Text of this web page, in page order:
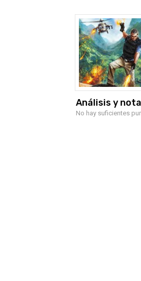
Análisis y
No hay suficientes